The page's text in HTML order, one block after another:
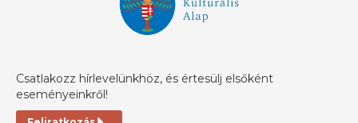
Csatlakozz hírlevelünkhöz, és értesülj elsőként
eseményeinkről!